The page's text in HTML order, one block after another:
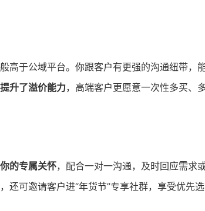
高于公域平台。你跟客户有更强的沟通纽带，
升了溢价能力，高端客户更愿意一次性多买、
的专属关怀，配合一对一沟通，及时回应需求
，还可邀请客户进“年货节”专享社群，享受优先